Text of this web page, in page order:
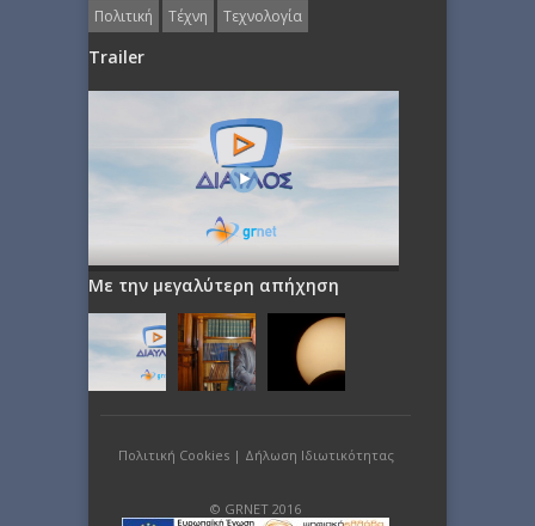
Πολιτική
Τέχνη Τεχνολογία
Trailer
Με την μεγαλύτερη απήχηση
Πολιτική Cookies| Δήλωση Ιδιωτικότητας
© GRNET 2016